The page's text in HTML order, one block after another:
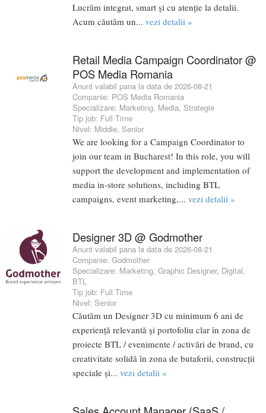
Lucrăm integrat, smart și cu atenție la detalii.
Acum căutăm un... vezi detalii »
Retail Media Campaign Coordinator @
POS Media Romania
Anunt valabil pana la data de 2026-08-21
Companie: POS Media Romania
Specializare: Marketing, Media, Strategie
Tip job: Full Time
Nivel: Middle, Senior
We are looking for a Campaign Coordinator to
join our team in Bucharest! In this role, you will
support the development and implementation of
media in-store solutions, including BTL
campaigns, event marketing,... vezi detalii »
Designer 3D @ Godmother
Anunt valabil pana la data de 2026-08-21
Companie: Godmother
Specializare: Marketing, Graphic Designer, Digital,
BTL
Tip job: Full Time
Nivel: Senior
Căutăm un Designer 3D cu minimum 6 ani de
experiență relevantă și portofoliu clar în zona de
proiecte BTL / evenimente / activări de brand, cu
creativitate solidă în zona de butaforii, construcții
speciale și... vezi detalii »